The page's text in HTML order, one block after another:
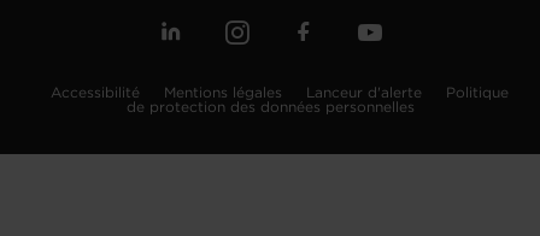
Accessibilité Mentions légales Lanceur d'alerte
Politique
de protection des données personnelles